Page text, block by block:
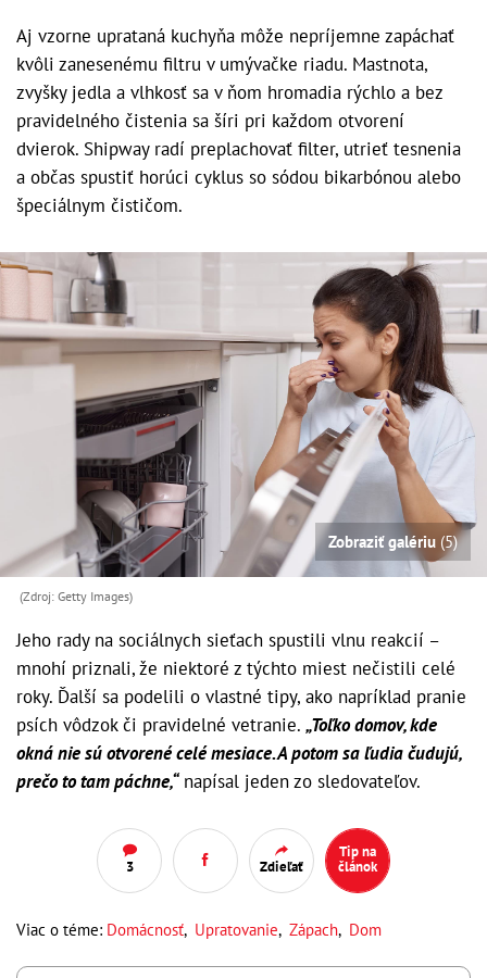
Aj vzorne uprataná kuchyňa môže nepríjemne zapáchať
kvôli zanesenému filtru v umývačke riadu. Mastnota,
zvyšky jedla a vlhkosť sa v ňom hromadia rýchlo a bez
pravidelného čistenia sa šíri pri každom otvorení
dvierok. Shipway radí preplachovať filter, utrieť tesnenia
a občas spustiť horúci cyklus so sódou bikarbónou alebo
špeciálnym čističom.
Zobraziť galériu (5)
(Zdroj: Getty Images)
Jeho rady na sociálnych sieťach spustili vlnu reakcií –
mnohí priznali, že niektoré z týchto miest nečistili celé
roky. Ďalší sa podelili o vlastné tipy, ako napríklad pranie
psích vôdzok či pravidelné vetranie. „Toľko domov, kde
okná nie sú otvorené celé mesiace. A potom sa ľudia čudujú,
prečo to tam páchne,“napísal jeden zo sledovateľov.
3 Zdieľať
Tip na
článok
Viac o téme: Domácnosť, Upratovanie, Zápach, Dom